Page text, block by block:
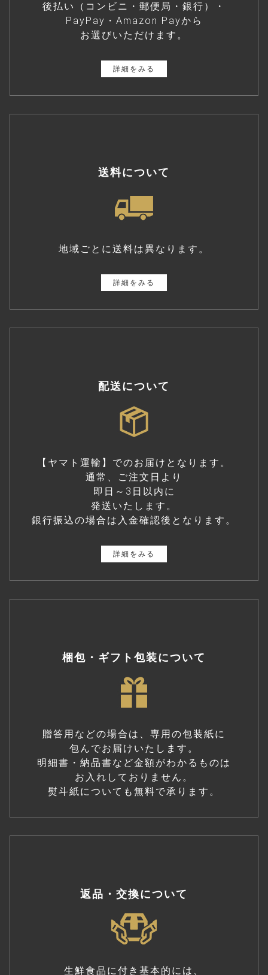
後払い（コンビニ・郵便局・銀行）・
PayPay・Amazon Payから
お選びいただけます。
詳細をみる
送料について
地域ごとに送料は異なります。
詳細をみる
配送について
【ヤマト運輸】でのお届けとなります。
通常、ご注文日より
即日～3日以内に
発送いたします。
銀行振込の場合は入金確認後となります。
詳細をみる
梱包・ギフト包装について
贈答用などの場合は、専用の包装紙に
包んでお届けいたします。
明細書・納品書など金額がわかるものは
お入れしておりません。
熨斗紙についても無料で承ります。
返品・交換について
生鮮食品に付き基本的には、